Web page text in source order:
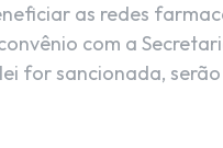
as redes
com a
for sancionada,